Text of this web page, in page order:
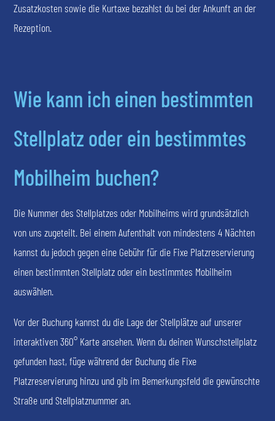
Zusatzkosten sowie die Kurtaxe bezahlst du bei der Ankunft an der
Rezeption.
Wie kann ich einen bestimmten
Stellplatz oder ein bestimmtes
Mobilheim buchen?
Die Nummer des Stellplatzes oder Mobilheims wird grundsätzlich
von uns zugeteilt. Bei einem Aufenthalt von mindestens 4 Nächten
kannst du jedoch gegen eine Gebühr für die Fixe Platzreservierung
einen bestimmten Stellplatz oder ein bestimmtes Mobilheim
auswählen.
Vor der Buchung kannst du die Lage der Stellplätze auf unserer
interaktiven 360° Karte ansehen. Wenn du deinen Wunschstellplatz
gefunden hast, füge während der Buchung die Fixe
Platzreservierung hinzu und gib im Bemerkungsfeld die gewünschte
Straße und Stellplatznummer an.